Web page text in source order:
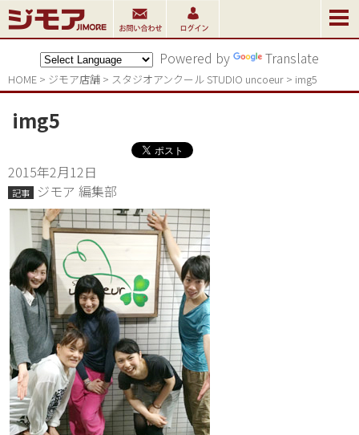
Powered by Translate
HOME > ジモア店舗 > スタジオアンクール STUDIO uncoeur > img5
img5
2015年2月12日
記事 ジモア 編集部